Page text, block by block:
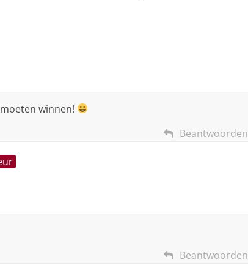
winnen!
Beantwoorden
Beantwoorden